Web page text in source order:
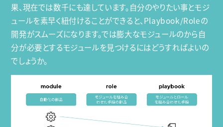
果、現在では数千にも達しています。自分のやりたい事とモジ
ュールを素早く紐付けることができると、Playbook/Roleの
開発がスムーズになります。では膨大なモジュールのから自
分が必要とするモジュールを見つけるにはどうすればよいの
でしょうか。